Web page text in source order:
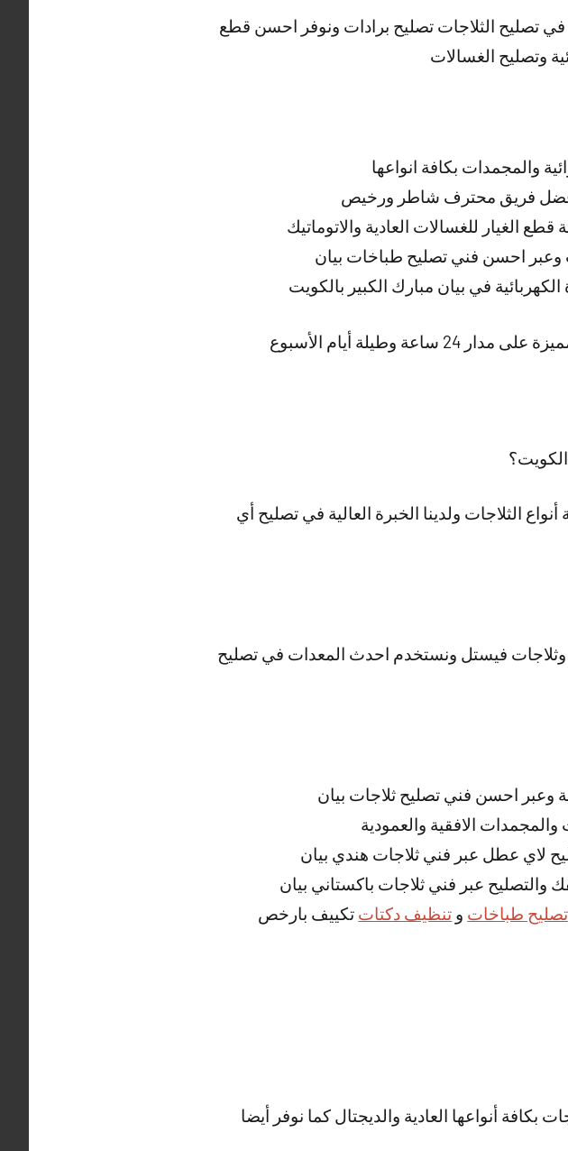
في تصليح الثلاجات تصليح برادات ونوفر احسن قطع
وتصليح الغسالات
والمجمدات بكافة انواعها
افضل فريق محترف شاطر ورخيص
الغيار للغسالات العادية والاتوماتيك
وعبر احسن فني تصليح طباخات بيان
في بيان مبارك الكبير بالكويت
أيام الأسبوع
الثلاجات ولدينا الخبرة العالية في تصليح أي
تتميز شركتنا بأننا نوفر كافة قطع الغيار للثلاجات الديجتال والHD وثلاجات فيستل ونستخدم احدث المعدات في تصليح
وعبر احسن فني تصليح ثلاجات بيان
الافقية والعمودية
لاي عطل عبر فني ثلاجات هندي بيان
والتصليح عبر فني ثلاجات باكستاني بيان
تصليح طباخات و تنظيف دكتات تكييف بارخص
أنواعها العادية والديجتال كما نوفر أيضا